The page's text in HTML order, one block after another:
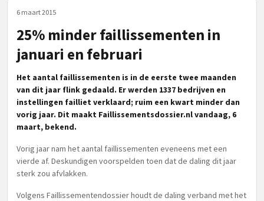
6 maart 2015
25% minder faillissementen in
januari en februari
Het aantal faillissementen is in de eerste twee maanden
van dit jaar flink gedaald. Er werden 1337 bedrijven en
instellingen failliet verklaard; ruim een kwart minder dan
vorig jaar. Dit maakt Faillissementsdossier.nl vandaag, 6
maart, bekend.
Vorig jaar nam het aantal faillissementen eveneens met een
vierde af. Deskundigen voorspelden toen dat de daling dit jaar
sterk zou afvlakken.
Volgens Faillissementendossier houdt de daling verband met het